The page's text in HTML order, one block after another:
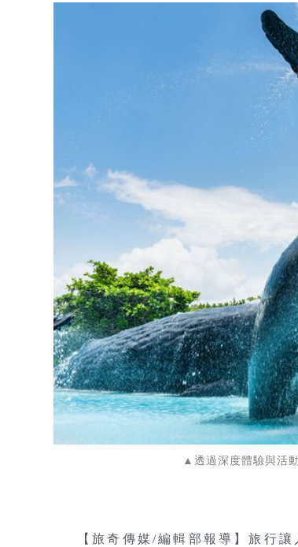
▲透過深度體驗與活
【旅奇傳媒/編輯部報導】旅行